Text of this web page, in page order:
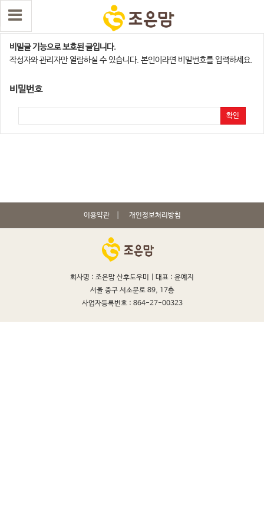
화성지사
비밀글 기능으로 보호된 글입니다.
작성자와 관리자만 열람하실 수 있습니다. 본인이라면 비밀번호를 입력하세요.
비밀번호
확인
이용약관 개인정보처리방침
회사명 : 조은맘 산후도우미 | 대표 : 윤예지
서울 중구 서소문로 89, 17층
사업자등록번호 : 864-27-00323